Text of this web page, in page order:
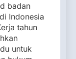
badan
Indonesia
tahun
untuk